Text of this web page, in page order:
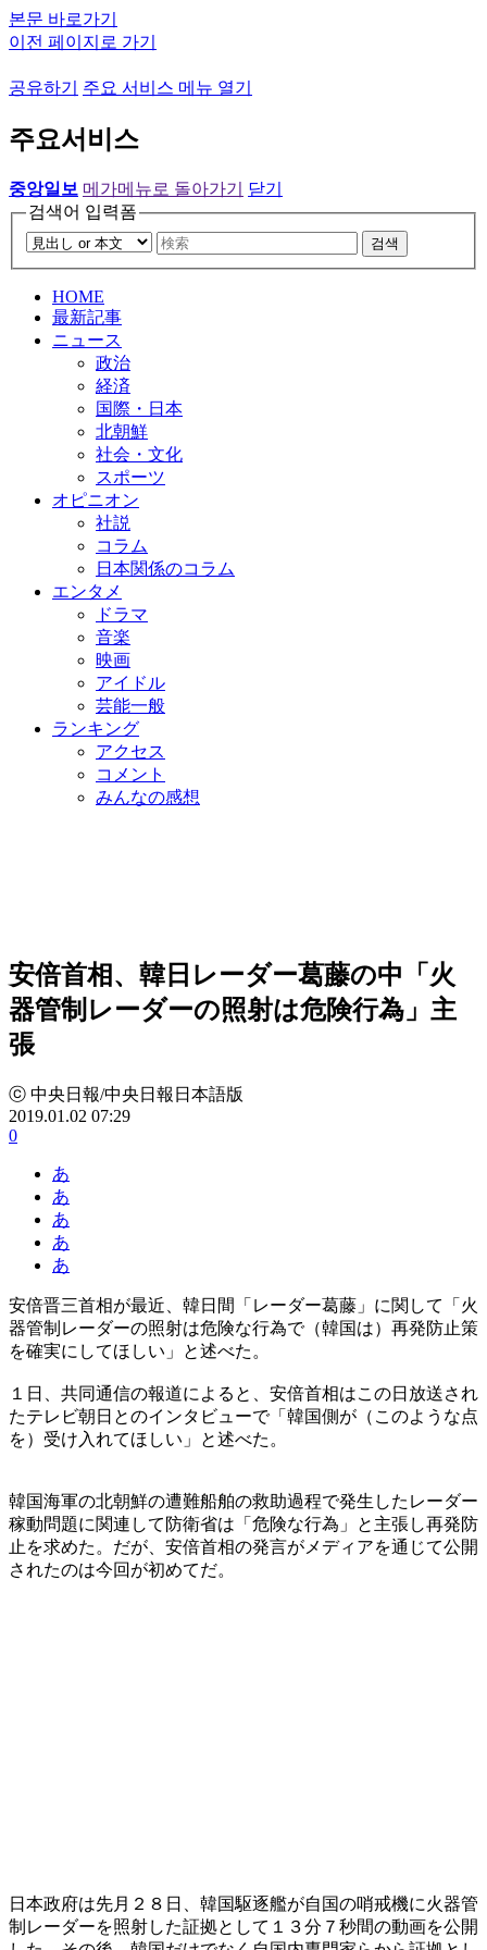
본문 바로가기
이전 페이지로 가기
공유하기 주요 서비스 메뉴 열기
주요서비스
중앙일보 메가메뉴로 돌아가기
닫기
검색어 입력폼
검색
HOME
最新記事
ニュース
政治
経済
国際・日本
北朝鮮
社会・文化
スポーツ
オピニオン
社説
コラム
日本関係のコラム
エンタメ
ドラマ
音楽
映画
アイドル
芸能一般
ランキング
アクセス
コメント
みんなの感想
安倍首相、韓日レーダー葛藤の中「火
器管制レーダーの照射は危険行為」主
張
ⓒ 中央日報/中央日報日本語版
2019.01.02 07:29
0
あ
あ
あ
あ
あ
安倍晋三首相が最近、韓日間「レーダー葛藤」に関して「火
器管制レーダーの照射は危険な行為で（韓国は）再発防止策
を確実にしてほしい」と述べた。
１日、共同通信の報道によると、安倍首相はこの日放送され
たテレビ朝日とのインタビューで「韓国側が（このような点
を）受け入れてほしい」と述べた。
韓国海軍の北朝鮮の遭難船舶の救助過程で発生したレーダー
稼動問題に関連して防衛省は「危険な行為」と主張し再発防
止を求めた。だが、安倍首相の発言がメディアを通じて公開
されたのは今回が初めてだ。
日本政府は先月２８日、韓国駆逐艦が自国の哨戒機に火器管
制レーダーを照射した証拠として１３分７秒間の動画を公開